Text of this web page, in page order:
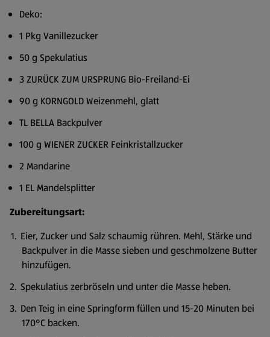
Deko:
1 Pkg Vanillezucker
50 g Spekulatius
3 ZURÜCK ZUM URSPRUNG Bio-Freiland-Ei
90 g KORNGOLD Weizenmehl, glatt
TL BELLA Backpulver
100 g WIENER ZUCKER Feinkristallzucker
2 Mandarine
1 EL Mandelsplitter
Zubereitungsart:
Eier, Zucker und Salz schaumig rühren. Mehl, Stärke und
Backpulver in die Masse sieben und geschmolzene Butter
hinzufügen.
Spekulatius zerbröseln und unter die Masse heben.
Den Teig in eine Springform füllen und 15-20 Minuten bei
170°C backen.